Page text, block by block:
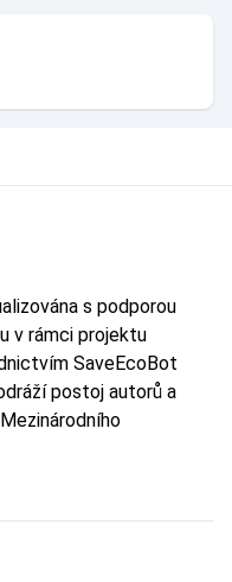
s podporou
v rámci projektu
SaveEcoBot
postoj autorů a